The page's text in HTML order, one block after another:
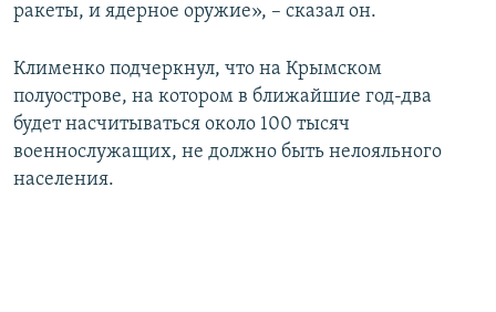
ракеты, и ядерное оружие», – сказал он.
Клименко подчеркнул, что на Крымском
полуострове, на котором в ближайшие год-два
будет насчитываться около 100 тысяч
военнослужащих, не должно быть нелояльного
населения.